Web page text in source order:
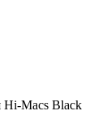
Hi-Macs Black